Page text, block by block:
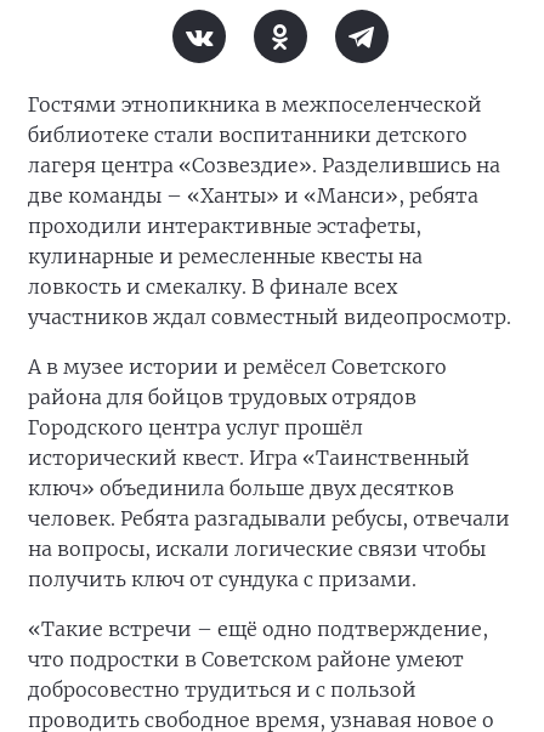
Гостями этнопикника в межпоселенческой
библиотеке стали воспитанники детского
лагеря центра «Созвездие». Разделившись на
две команды – «Ханты» и «Манси», ребята
проходили интерактивные эстафеты,
кулинарные и ремесленные квесты на
ловкость и смекалку. В финале всех
участников ждал совместный видеопросмотр.
А в музее истории и ремёсел Советского
района для бойцов трудовых отрядов
Городского центра услуг прошёл
исторический квест. Игра «Таинственный
ключ» объединила больше двух десятков
человек. Ребята разгадывали ребусы, отвечали
на вопросы, искали логические связи чтобы
получить ключ от сундука с призами.
«Такие встречи – ещё одно подтверждение,
что подростки в Советском районе умеют
добросовестно трудиться и с пользой
проводить свободное время, узнавая новое о